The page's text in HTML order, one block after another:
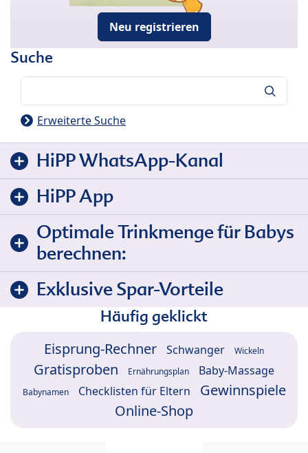
Neu registrieren
Suche
Erweiterte Suche
HiPP WhatsApp-Kanal
HiPP App
Optimale Trinkmenge für Babys
berechnen:
Exklusive Spar-Vorteile
Häufig geklickt
Eisprung-Rechner Schwanger Wickeln
Gratisproben Ernährungsplan Baby-Massage
Babynamen Checklisten für Eltern
Gewinnspiele
Online-Shop